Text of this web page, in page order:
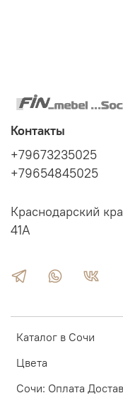
Каталог в Сочи
Цвета
Сочи: Оплата
Контакты
+79673235025
+79654845025
Краснодарский
41А